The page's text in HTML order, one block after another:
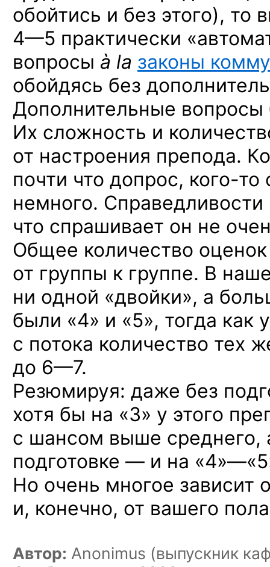
обойтись и без этого), то
4—5 практически
вопросы à la законы
обойдясь без
Дополнительные
Их сложность и
от настроения препода.
почти что допрос, кого-то
немного.
что спрашивает он не
Общее количество
от группы к группе. В
ни одной «двойки», а
были «4» и «5», тогда как
с потока количество тех
до 6—7.
Резюмируя: даже без
хотя бы на «3» у этого
с шансом выше среднего,
подготовке — и на
Но очень многое зависит
и, конечно, от вашего
Автор: Anonimus (выпускник